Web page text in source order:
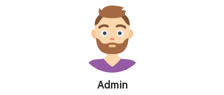
Admin